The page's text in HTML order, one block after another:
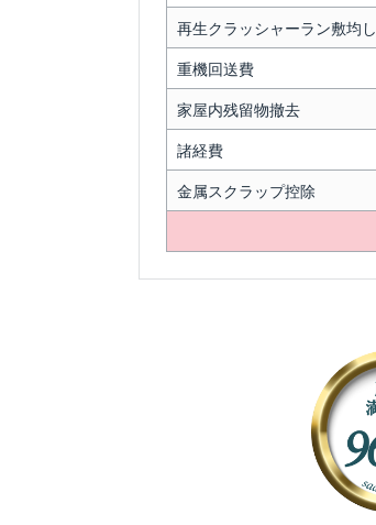
再生クラッシャーラン敷均し
重機回送費
家屋内残留物撤去
諸経費
金属スクラップ控除